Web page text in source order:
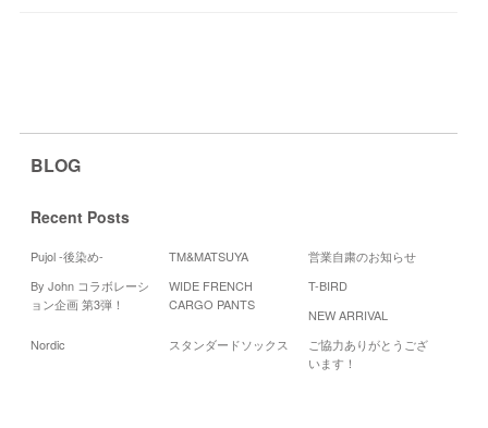
BLOG
Recent Posts
Pujol -後染め- TM&MATSUYA
営業自粛のお知らせ
By John コラボレーシ
ョン企画 第3弾！
WIDE FRENCH
CARGO PANTS
T-BIRD
NEW ARRIVAL
Nordic
スタンダードソックス
ご協力ありがとうござ
います！